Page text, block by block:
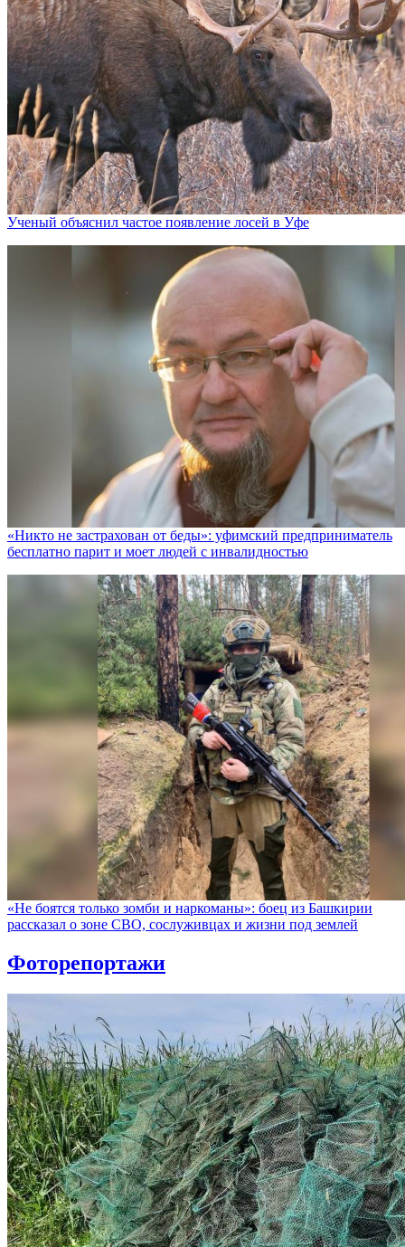
Ученый объяснил частое появление лосей в Уфе
«Никто не заcтрахован от беды»: уфимский предприниматель
бесплатно парит и моет людей с инвалидностью
«Не боятся только зомби и наркоманы»: боец из Башкирии
рассказал о зоне СВО, сослуживцах и жизни под землей
Фоторепортажи